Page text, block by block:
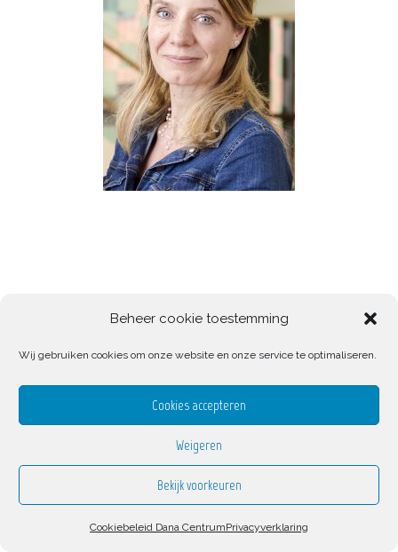
Beheer cookie toestemming
Wij gebruiken cookies om onze website en onze service te optimaliseren.
Cookies accepteren
Weigeren
Bekijk voorkeuren
Cookiebeleid Dana CentrumPrivacyverklaring
afspraak maken?